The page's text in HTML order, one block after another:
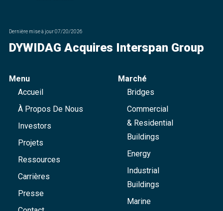
Dernière mise à jour07/20/2026
DYWIDAG Acquires Interspan Group
Menu
Accueil
À Propos De Nous
Investors
Projets
Ressources
Carrières
Presse
Marché
Bridges
Commercial
& Residential
Buildings
Energy
Industrial
Buildings
Marine